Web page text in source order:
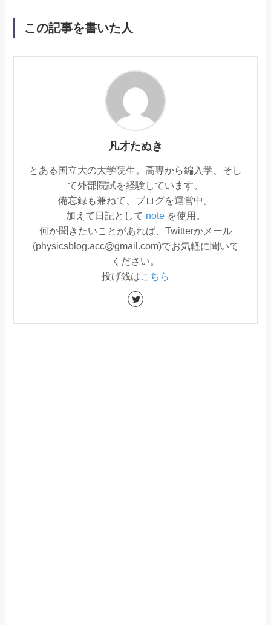
この記事を書いた人
凡才たぬき
とある国立大の大学院生。高専から編入学、そし
て外部院試を経験しています。
備忘録も兼ねて、ブログを運営中。
加えて日記として noteを使用。
何か聞きたいことがあれば、Twitterかメール
(physicsblog.acc@gmail.com)でお気軽に聞いて
ください。
投げ銭はこちら